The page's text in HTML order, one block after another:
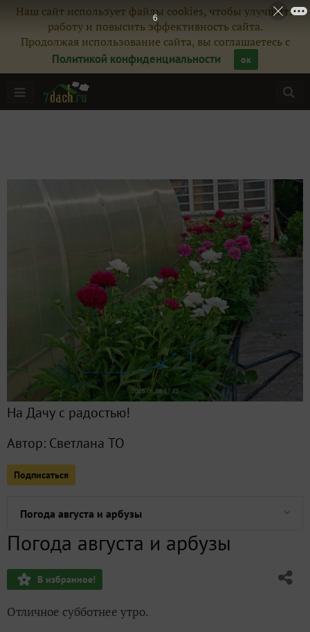
Наш сайт использует файлы cookies, чтобы улучшить
работу и повысить эффективность сайта.
Продолжая использование сайта, вы соглашаетесь с
Политикой конфиденциальности
ок
На Дачу с радостью!
Автор: Светлана ТО
Подписаться
Все публикации 757
534
Сейчас обсуждают
Арбузы сезона 2024
Подсолнухи в Сезоне-2024. Продолжение
Гладиолусы Сезона-2024, продолжение
Арбузная финишная прямая, или Сентябрьский арбуз
Парад планет, айда посмотрим!
Погода августа и арбузы
Цветочные зарисовки августа
Покатай меня, большая черепаха, или Главное - выдержка
Шок в сезоне-2024: нашествие слизней
Погода августа и арбузы
В избранное!
Отличное субботнее утро.
4